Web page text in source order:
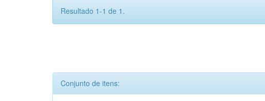
Resultado 1-1 de 1.
Conjunto de itens: